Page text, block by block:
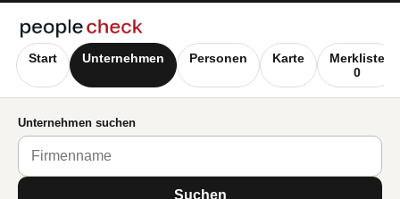
Start Unternehmen Personen Karte
Merkliste
0
Unternehmen suchen
Suchen